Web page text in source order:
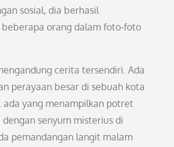
sosial, dia berhasil
orang dalam foto-foto
cerita tersendiri. Ada
perayaan besar di sebuah kota
ada yang menampilkan potret
senyum misterius di
pemandangan langit malam